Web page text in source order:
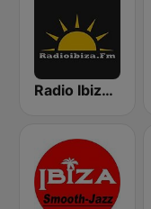
Radio Ibiza FM